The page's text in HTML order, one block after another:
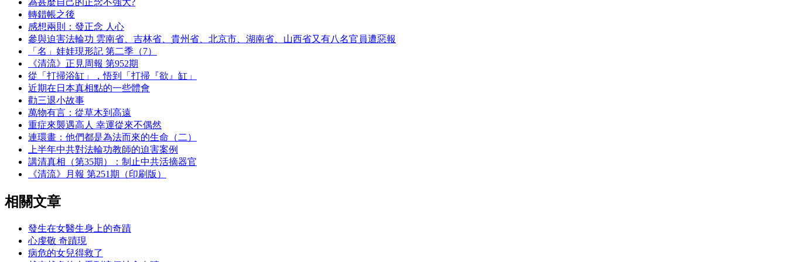
為甚麼自己的正念不強大?
轉錯帳之後
感想兩則：發正念 人心
參與迫害法輪功 雲南省、吉林省、貴州省、北京市、湖南省、山西省又有八名官員遭惡報
「名」娃娃現形記 第二季（7）
《清流》正見周報 第952期
從「打掃浴缸」，悟到「打掃『欲』缸」
近期在日本真相點的一些體會
勸三退小故事
萬物有言：從草木到高遠
重症來襲遇高人 幸運從來不偶然
連環畫：他們都是為法而來的生命（二）
上半年中共對法輪功教師的迫害案例
講清真相（第35期）：制止中共活摘器官
《清流》月報 第251期（印刷版）
相關文章
發生在女醫生身上的奇蹟
心虔敬 奇蹟現
病危的女兒得救了